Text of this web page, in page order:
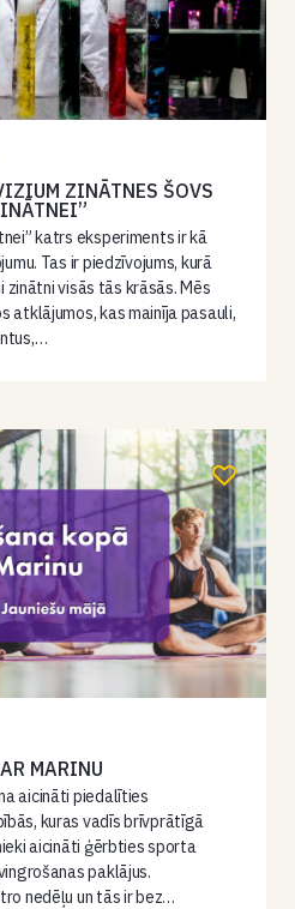
ZINĀTNES ŠOVS
katrs eksperiments ir kā
Tas ir piedzīvojums, kurā
zinātni visās tās krāsās. Mēs
atklājumos, kas mainīja pasauli,
MARINU
aicināti piedalīties
kuras vadīs brīvprātīgā
aicināti ģērbties sporta
paklājus.
nedēļu un tās ir bez…